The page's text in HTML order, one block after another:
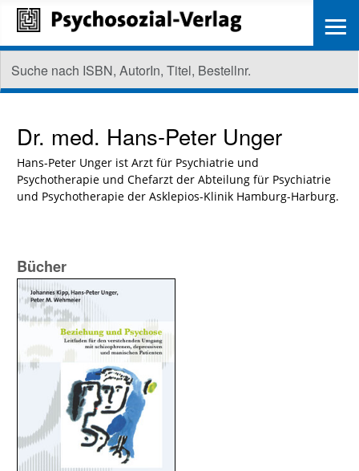
Dr. med. Hans-Peter Unger
Hans-Peter Unger ist Arzt für Psychiatrie und
Psychotherapie und Chefarzt der Abteilung für Psychiatrie
und Psychotherapie der Asklepios-Klinik Hamburg-Harburg.
Bücher
≡